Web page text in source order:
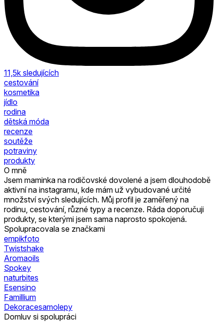
11,5k sledujících
cestování
kosmetika
jídlo
rodina
dětská móda
recenze
soutěže
potraviny
produkty
O mně
Jsem maminka na rodičovské dovolené a jsem dlouhodobě
aktivní na instagramu, kde mám už vybudované určité
množství svých sledujících. Můj profil je zaměřený na
rodinu, cestování, různé typy a recenze. Ráda doporučuji
produkty, se kterými jsem sama naprosto spokojená.
Spolupracovala se značkami
empikfoto
Twistshake
Aromaoils
Spokey
naturbites
Esensino
Famillium
Dekoracesamolepy
Domluv si spolupráci